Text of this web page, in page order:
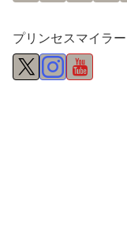
プリンセスマイラ